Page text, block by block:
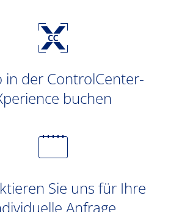
in der ControlCenter-
buchen
Sie uns für Ihre
Anfrage